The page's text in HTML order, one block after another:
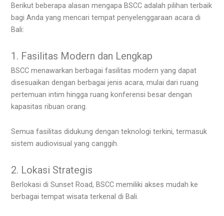
Berikut beberapa alasan mengapa BSCC adalah pilihan terbaik
bagi Anda yang mencari tempat penyelenggaraan acara di
Bali:
1. Fasilitas Modern dan Lengkap
BSCC menawarkan berbagai fasilitas modern yang dapat
disesuaikan dengan berbagai jenis acara, mulai dari ruang
pertemuan intim hingga ruang konferensi besar dengan
kapasitas ribuan orang.
Semua fasilitas didukung dengan teknologi terkini, termasuk
sistem audiovisual yang canggih.
2. Lokasi Strategis
Berlokasi di Sunset Road, BSCC memiliki akses mudah ke
berbagai tempat wisata terkenal di Bali.